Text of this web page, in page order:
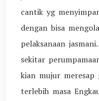
cantik yg
dengan bisa
pelaksanaan
sekitar
kian mujur meresap
terlebih masa